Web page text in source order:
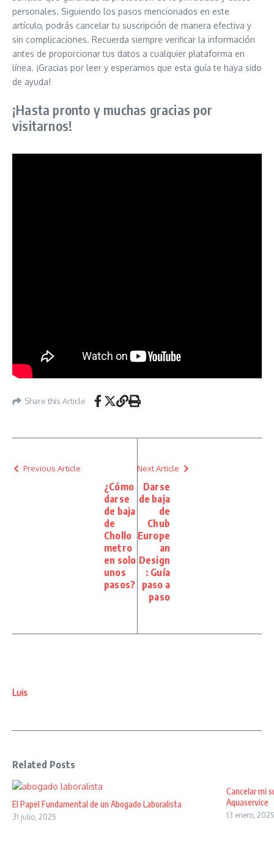
personales. Siguiendo los pasos mencionados en este
artículo, podrás cancelar tu suscripción de manera efectiva y
sin complicaciones. Recuerda siempre verificar la información
antes de proporcionar tus datos a cualquier plataforma en
línea. ¡Gracias por leer y esperamos que esta guía te haya sido
de ayuda!
¡Hasta pronto y muchas gracias por
visitarnos!
Share this Article
Previous Article
¿Cómo
darse
de baja
de
Chollo
metro
en solo
unos
pasos?
Next Article
Darse
de baja
de
Chub
Europe
an
Design
: Guía
paso a
paso
Luis
Related Posts
El Papel Fundamental de un Abogado Laboralista
31 julio, 2025
Cancelar mi
Aquaservice
13 enero, 2025